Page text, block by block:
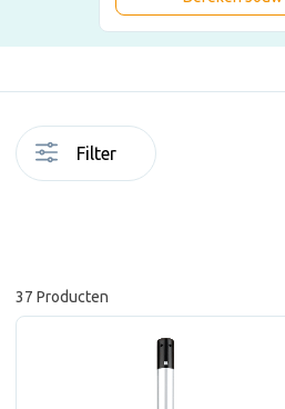
Filter
37 Producten